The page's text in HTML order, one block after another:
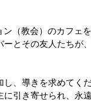
（教会）のカフェ
とその友人たちが
、導きを求めてく
引き寄せられ、永